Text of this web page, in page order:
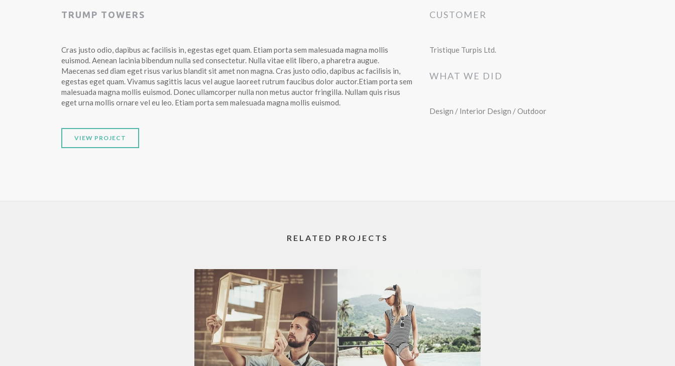
TRUMP TOWERS
Cras justo odio, dapibus ac facilisis in, egestas eget quam. Etiam porta sem malesuada magna mollis
euismod. Aenean lacinia bibendum nulla sed consectetur. Nulla vitae elit libero, a pharetra augue.
Maecenas sed diam eget risus varius blandit sit amet non magna. Cras justo odio, dapibus ac facilisis in,
egestas eget quam. Vivamus sagittis lacus vel augue laoreet rutrum faucibus dolor auctor.Etiam porta sem
malesuada magna mollis euismod. Donec ullamcorper nulla non metus auctor fringilla. Nullam quis risus
eget urna mollis ornare vel eu leo. Etiam porta sem malesuada magna mollis euismod.
VIEW PROJECT
CUSTOMER
Tristique Turpis Ltd.
WHAT WE DID
Design / Interior Design / Outdoor
RELATED PROJECTS